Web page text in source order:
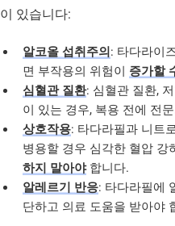
이 있습니다:
알코올 섭취주의: 타다라이
면 부작용의 위험이 증가할
심혈관 질환: 심혈관 질환,
이 있는 경우, 복용 전에 전
상호작용: 타다라필과 니트
병용할 경우 심각한 혈압 강
하지 말아야합니다.
알레르기 반응: 타다라필에
단하고 의료 도움을 받아야